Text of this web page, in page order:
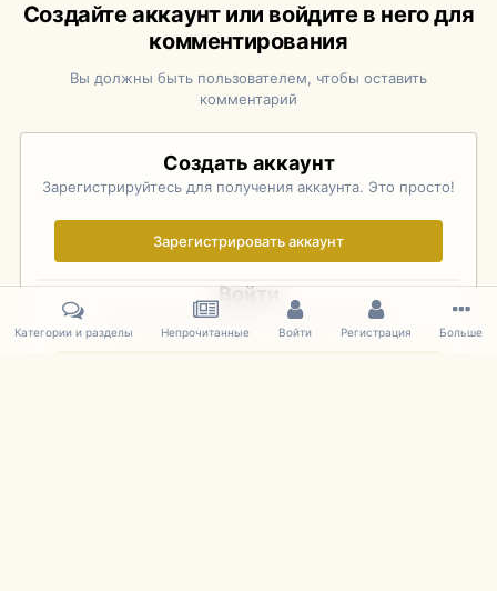
Создайте аккаунт или войдите в него для
комментирования
Вы должны быть пользователем, чтобы оставить
комментарий
Создать аккаунт
Зарегистрируйтесь для получения аккаунта. Это просто!
Зарегистрировать аккаунт
Войти
Уже зарегистрированы? Войдите здесь.
Категории и разделы Непрочитанные Войти Регистрация Больше